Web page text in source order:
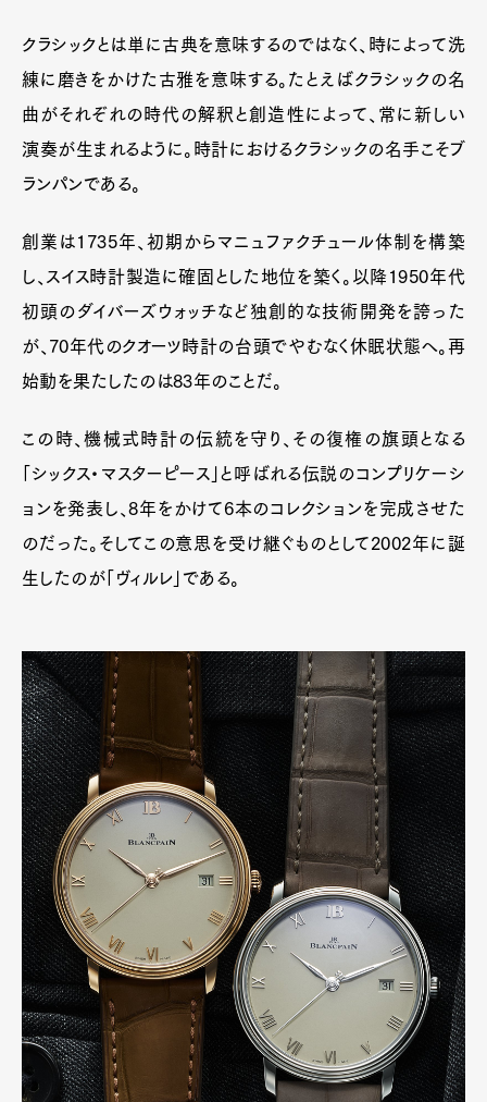
クラシックとは単に古典を意味するのではなく、時によって洗
練に磨きをかけた古雅を意味する。たとえばクラシックの名
曲がそれぞれの時代の解釈と創造性によって、常に新しい
演奏が生まれるように。時計におけるクラシックの名手こそブ
ランパンである。
創業は1735年、初期からマニュファクチュール体制を構築
し、スイス時計製造に確固とした地位を築く。以降1950年代
初頭のダイバーズウォッチなど独創的な技術開発を誇った
が、70年代のクオーツ時計の台頭でやむなく休眠状態へ。再
始動を果たしたのは83年のことだ。
この時、機械式時計の伝統を守り、その復権の旗頭となる
「シックス・マスターピース」と呼ばれる伝説のコンプリケーシ
ョンを発表し、8年をかけて6本のコレクションを完成させた
のだった。そしてこの意思を受け継ぐものとして2002年に誕
生したのが「ヴィルレ」である。